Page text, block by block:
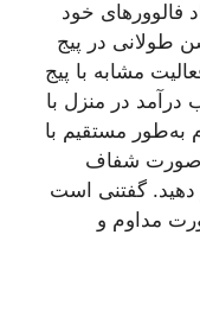
فالوورهای خود
طولانی در پیج
مشابه با پیج
درآمد در منزل با
به‌طور مستقیم با
شفاف
دهید. گفتنی است
مداوم و